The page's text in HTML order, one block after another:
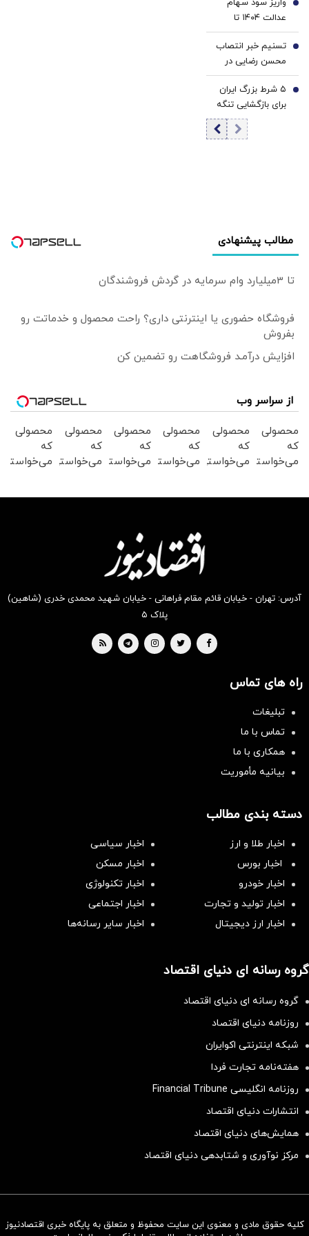
واریز سود سهام
عدالت ۱۴۰۴ تا
هفته دولت /
شورای عالی بورس
خبر داد
5
تسنیم خبر انتصاب
محسن رضایی در
شعام را حذف کرد
6
۵ شرط بزرگ ایران
برای بازگشایی تنگه
هرمز/ وال‌استریت
ژورنال خبر داد
7
مطالب پیشنهادی
تا 3میلیارد وام سرمایه در گردش فروشندگان
فروشگاه حضوری یا اینترنتی داری؟ راحت محصول و خدماتت رو
بفروش
افزایش درآمـد فروشگاهت رو تضمین کن
از سراسر وب
محصولی
که
می‌خواستی
محصولی
که
می‌خواستی
محصولی
که
می‌خواستی
بخر !
محصولی
که
می‌خواستی
بخر !
محصولی
که
می‌خواستی
محصولی
که
می‌خواستی
آدرس: تهران - خیابان قائم مقام فراهانی - خیابان شهید محمدی خدری (شاهین)
پلاک ۵
راه های تماس
تبلیغات
تماس با ما
همکاری با ما
بیانیه مأموریت
دسته بندی مطالب
اخبار طلا و ارز
اخبار سیاسی
اخبار بورس
اخبار مسکن
اخبار خودرو
اخبار تکنولوژی
اخبار تولید و تجارت
اخبار اجتماعی
اخبار ارز دیجیتال
اخبار سایر رسانه‌‌ها
گروه رسانه ای دنیای اقتصاد
گروه رسانه ای دنیای اقتصاد
روزنامه دنیای اقتصاد
شبکه اینترنتی اکوایران
هفته‌نامه تجارت فردا
روزنامه انگلیسی Financial Tribune
انتشارات دنیای اقتصاد
همایش‌های دنیای اقتصاد
مرکز نوآوری و شتابدهی دنیای اقتصاد
کلیه حقوق مادی و معنوی این سایت محفوظ و متعلق به پایگاه خبری اقتصادنیوز